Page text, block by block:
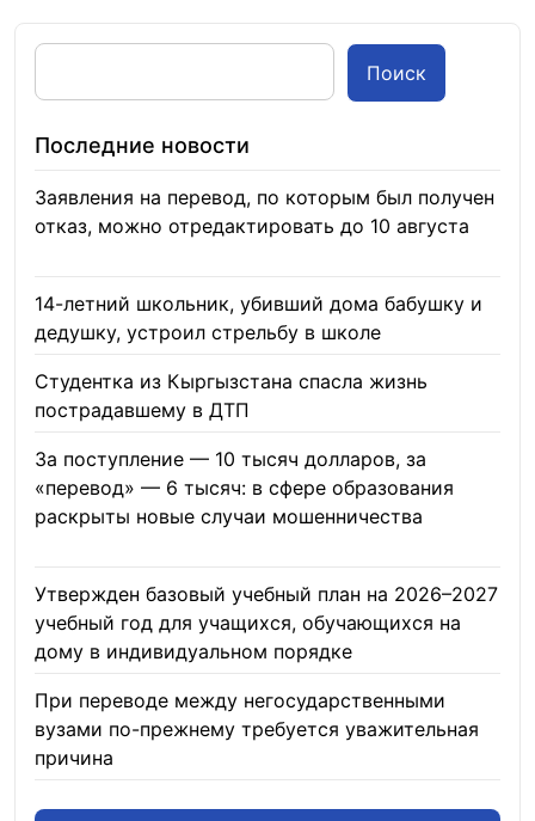
Поиск
Последние новости
Заявления на перевод, по которым был получен
отказ, можно отредактировать до 10 августа
14-летний школьник, убивший дома бабушку и
дедушку, устроил стрельбу в школе
Студентка из Кыргызстана спасла жизнь
пострадавшему в ДТП
За поступление — 10 тысяч долларов, за
«перевод» — 6 тысяч: в сфере образования
раскрыты новые случаи мошенничества
Утвержден базовый учебный план на 2026–2027
учебный год для учащихся, обучающихся на
дому в индивидуальном порядке
При переводе между негосударственными
вузами по-прежнему требуется уважительная
причина